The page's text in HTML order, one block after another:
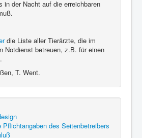
in der Nacht auf die erreichbaren
die Liste aller Tierärzte, die im
Notdienst betreuen, z.B. für einen
T. Went.
Pflichtangaben des Seitenbetreibers